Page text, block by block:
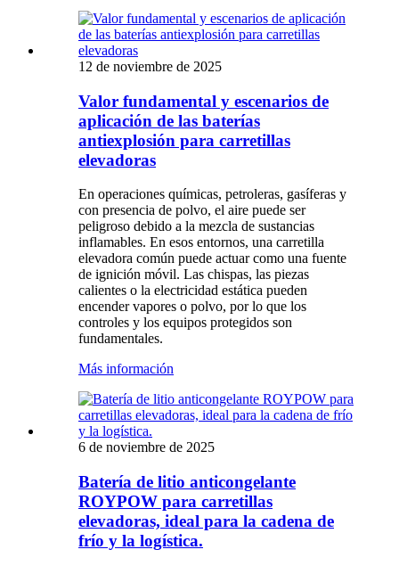
12 de noviembre de 2025
Valor fundamental y escenarios de
aplicación de las baterías
antiexplosión para carretillas
elevadoras
En operaciones químicas, petroleras, gasíferas y
con presencia de polvo, el aire puede ser
peligroso debido a la mezcla de sustancias
inflamables. En esos entornos, una carretilla
elevadora común puede actuar como una fuente
de ignición móvil. Las chispas, las piezas
calientes o la electricidad estática pueden
encender vapores o polvo, por lo que los
controles y los equipos protegidos son
fundamentales.
Más información
6 de noviembre de 2025
Batería de litio anticongelante
ROYPOW para carretillas
elevadoras, ideal para la cadena de
frío y la logística.